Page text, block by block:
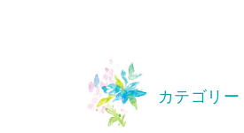
カテゴリー